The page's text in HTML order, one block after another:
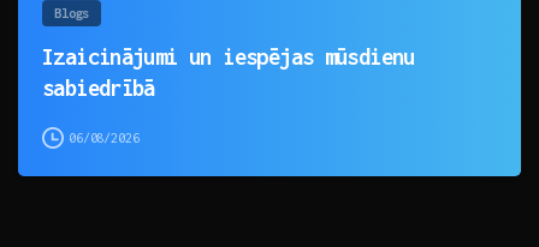
Blogs
Izaicinājumi un iespējas mūsdienu
sabiedrībā
06/08/2026